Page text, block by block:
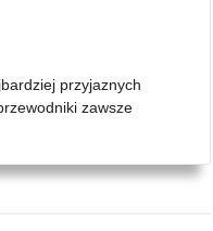
przyjaznych
zawsze